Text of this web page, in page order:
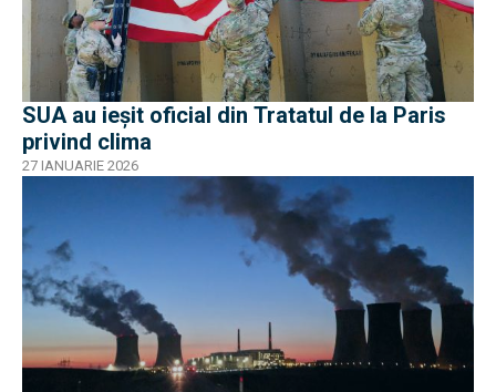
SUA au ieșit oficial din Tratatul de la Paris
privind clima
27 IANUARIE 2026